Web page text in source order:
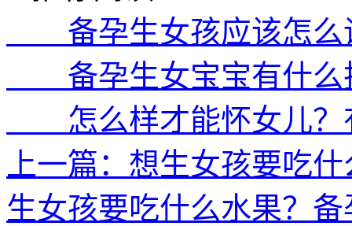
备孕生女孩应该怎么
备孕生女宝宝有什么
怎么样才能怀女儿？
上一篇：想生女孩要吃
生女孩要吃什么水果？